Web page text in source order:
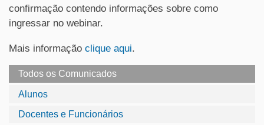
Todos os Comunicados
Alunos
Docentes e Funcionários
confirmação contendo informações sobre como
ingressar no webinar.
Mais informação clique aqui.